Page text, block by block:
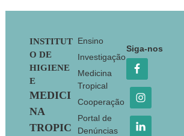
Footer
INSTITUT
O DE
HIGIENE
E
MEDICI
NA
TROPIC
Ensino
Investigação
Medicina
Tropical
Cooperação
Portal de
Denúncias
Siga-nos